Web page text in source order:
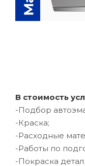
В стоимость
-Подбор
-Краска;
-Расходные
-Работы по
-Покраска